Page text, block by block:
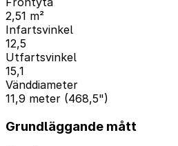
2,51 m²
Infartsvinkel
12,5
Utfartsvinkel
15,1
Vänddiameter
11,9 meter (468,5")
Grundläggande mått